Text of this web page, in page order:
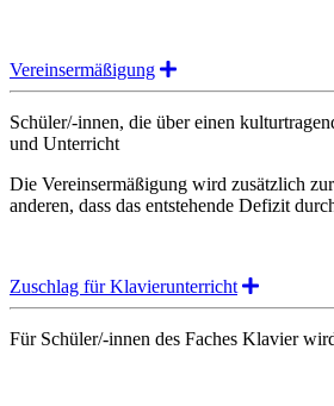
Vereinsermäßigung Expand
Schüler/-innen, die über einen
und Unterricht
Die Vereinsermäßigung wird zusätzlich
anderen, dass das entstehende Defizit
Zuschlag für Klavierunterricht Expand
Für Schüler/-innen des Faches Klavier